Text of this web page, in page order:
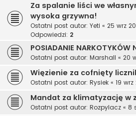
Za spalanie liści we
wysoka grzywna!
Ostatni post autor: Yeti « 25 wrz
Odpowiedzi: 2
POSIADANIE NARKOTYKÓW
Ostatni post autor: Marshall « 20
Więzienie za cofnięty
Ostatni post autor: Rysiek « 19 wrz
Mandat za klimatyzację w
Ostatni post autor: Rozpylacz « 8